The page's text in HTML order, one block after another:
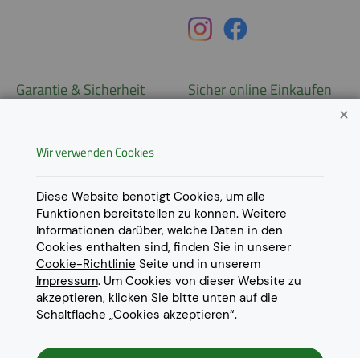
Garantie & Sicherheit
Datenschutz
Impressum
Cookie Einstellungen
Sicher online Einkaufen
Lieferungen in weitere Länder
gerne aufAnfrage
Die aufgeführten Markennamen und Warenzeichen dienen
Wir verwenden Cookies
Diese Website benötigt Cookies, um alle
Funktionen bereitstellen zu können. Weitere
Informationen darüber, welche Daten in den
Cookies enthalten sind, finden Sie in unserer
Cookie-Richtlinie Seite und in unserem
Impressum. Um Cookies von dieser Website zu
akzeptieren, klicken Sie bitte unten auf die
Schaltfläche „Cookies akzeptieren“.